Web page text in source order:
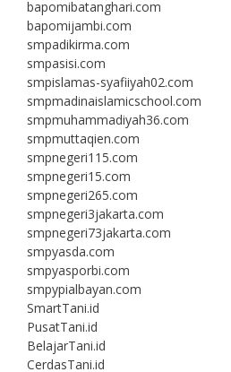
bapomibatanghari.com
bapomijambi.com
smpadikirma.com
smpasisi.com
smpislamas-syafiiyah02.com
smpmadinaislamicschool.com
smpmuhammadiyah36.com
smpmuttaqien.com
smpnegeri115.com
smpnegeri15.com
smpnegeri265.com
smpnegeri3jakarta.com
smpnegeri73jakarta.com
smpyasda.com
smpyasporbi.com
smpypialbayan.com
SmartTani.id
PusatTani.id
BelajarTani.id
CerdasTani.id